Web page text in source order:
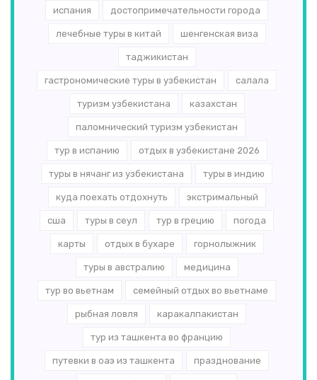
испания достопримечательности города
лечебные туры в китай шенгенская виза
таджикистан
гастрономические туры в узбекистан салала
туризм узбекистана казахстан
паломнический туризм узбекистан
тур в испанию отдых в узбекистане 2026
туры в нячанг из узбекистана туры в индию
куда поехать отдохнуть экстримальный
сша туры в сеул тур в грецию погода
карты отдых в бухаре горнолыжник
туры в австралию медицина
тур во вьетнам семейный отдых во вьетнаме
рыбная ловля каракалпакистан
тур из ташкента во францию
путевки в оаэ из ташкента празднование